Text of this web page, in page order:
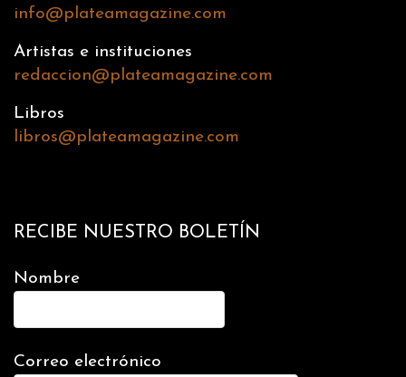
info@plateamagazine.com
Artistas e instituciones
redaccion@plateamagazine.com
Libros
libros@plateamagazine.com
RECIBE NUESTRO BOLETÍN
Nombre
Correo electrónico